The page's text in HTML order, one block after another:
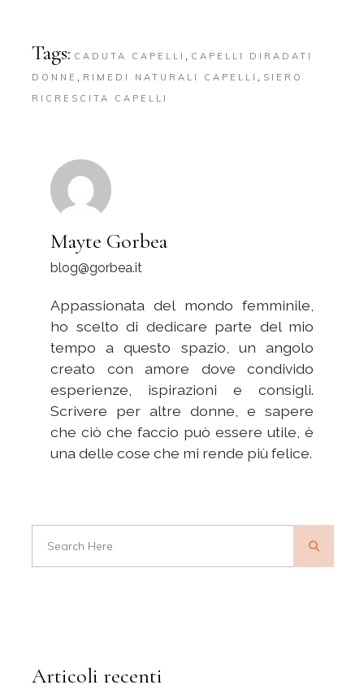
Tags: CADUTA CAPELLI , CAPELLI DIRADATI
DONNE , RIMEDI NATURALI CAPELLI , SIERO
RICRESCITA CAPELLI
Mayte Gorbea
blog@gorbea.it
Appassionata del mondo femminile,
ho scelto di dedicare parte del mio
tempo a questo spazio, un angolo
creato con amore dove condivido
esperienze, ispirazioni e consigli.
Scrivere per altre donne, e sapere
che ciò che faccio può essere utile, è
una delle cose che mi rende più felice.
Articoli recenti